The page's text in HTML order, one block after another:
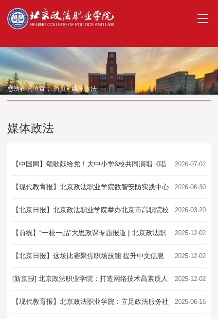
您所在的位置：首页» 媒体政法
媒体政法
2026·07·02
【中国网】颂歌献给党！大中小学6校共同演唱《唱
支山歌给党听》 2026·06·30
【现代教育报】北京政法职业学院数智安防实践中心
正式运营 2026·03·20
【北京日报】北京政法职业学院举办北京市高职院校
自主招生联合咨询会 2025·12·02
【前线】“一校一品”大思政课专题报道 | 北京政法职
业学院：绘就“多彩京南”“大思政课”育... 2025·12·02
【北京日报】这场比赛聚焦职场技能 提升中文信息
处理能力 2025·12·02
[新京报] 北京政法职业学院：打造网络技术高素质人
才培养高地 2025·06·16
【现代教育报】北京政法职业学院：立足政法服务社